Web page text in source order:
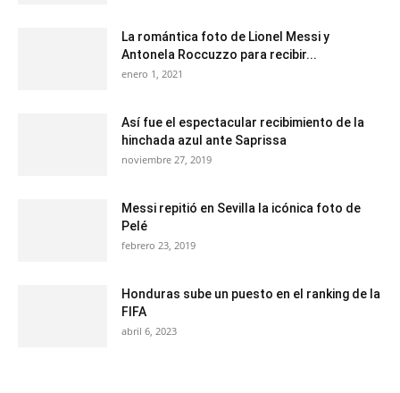
La romántica foto de Lionel Messi y
Antonela Roccuzzo para recibir...
enero 1, 2021
Así fue el espectacular recibimiento de la
hinchada azul ante Saprissa
noviembre 27, 2019
Messi repitió en Sevilla la icónica foto de
Pelé
febrero 23, 2019
Honduras sube un puesto en el ranking de la
FIFA
abril 6, 2023